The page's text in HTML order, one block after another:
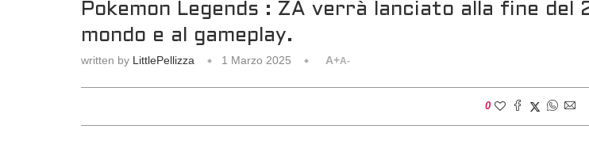
Pokemon Legends : ZA verrà lanciato alla fine
mondo e al gameplay.
written by LittlePellizza 1 Marzo 2025 A+A-
0